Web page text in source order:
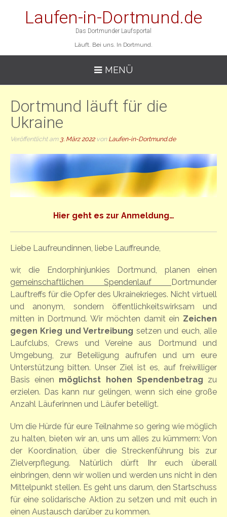
Laufen-in-Dortmund.de
Das Dortmunder Laufsportal
Läuft. Bei uns. In Dortmund.
MENÜ
Dortmund läuft für die
Ukraine
Veröffentlicht am 3. März 2022von Laufen-in-Dortmund.de
Hier geht es zur Anmeldung…
Liebe Laufreundinnen, liebe Lauffreunde,
wir, die Endorphinjunkies Dortmund, planen einen
gemeinschaftlichen Spendenlauf
Dortmunder
Lauftreffs für die Opfer des Ukrainekrieges. Nicht virtuell
und anonym, sondern öffentlichkeitswirksam und
mitten in Dortmund. Wir möchten damit ein Zeichen
gegen Krieg und Vertreibung setzen und euch, alle
Laufclubs, Crews und Vereine aus Dortmund und
Umgebung, zur Beteiligung aufrufen und um eure
Unterstützung bitten. Unser Ziel ist es, auf freiwilliger
Basis einen möglichst hohen Spendenbetrag zu
erzielen. Das kann nur gelingen, wenn sich eine große
Anzahl Läuferinnen und Läufer beteiligt.
Um die Hürde für eure Teilnahme so gering wie möglich
zu halten, bieten wir an, uns um alles zu kümmern: Von
der Koordination, über die Streckenführung bis zur
Zielverpflegung. Natürlich dürft Ihr euch überall
einbringen, denn wir wollen und werden uns nicht in den
Mittelpunkt stellen. Es geht uns darum, den Startschuss
für eine solidarische Aktion zu setzen und mit euch in
einen Austausch darüber zu kommen.